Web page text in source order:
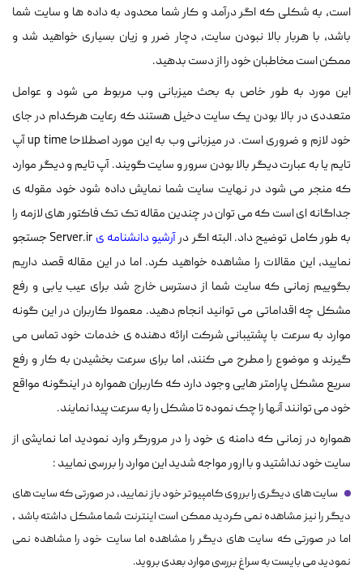
است، به شکلی که اگر درآمد و کار شما محدود به داده ها و سایت شما
باشد، با هربار بالا نبودن سایت، دچار ضرر و زیان بسیاری خواهید شد و
ممکن است مخاطبان خود را از دست بدهید.
این مورد به طور خاص به بحث میزبانی وب مربوط می شود و عوامل
متعددی در بالا بودن یک سایت دخیل هستند که رعایت هرکدام در جای
خود لازم و ضروری است. در میزبانی وب به این مورد اصطلاحا up time آپ
تایم یا به عبارت دیگر بالا بودن سرور و سایت گویند. آپ تایم و دیگر موارد
که منجر می شود در نهایت سایت شما نمایش داده شود خود مقوله ی
جداگانه ای است که می توان در چندین مقاله تک تک فاکتور های لازمه را
به طور کامل توضیح داد. البته اگر درآرشیو دانشنامه ی
Server.ir جستجو
نمایید، این مقالات را مشاهده خواهید کرد. اما در این مقاله قصد داریم
بگوییم زمانی که سایت شما از دسترس خارج شد برای عیب یابی و رفع
مشکل چه اقداماتی می توانید انجام دهید. معمولا کاربران در این گونه
موارد به سرعت با پشتیبانی شرکت ارائه دهنده ی خدمات خود تماس می
گیرند و موضوع را مطرح می کنند، اما برای سرعت بخشیدن به کار و رفع
سریع مشکل پارامتر هایی وجود دارد که کاربران همواره در اینگونه مواقع
خود می توانند آنها را چک نموده تا مشکل را به سرعت پیدا نمایند.
همواره در زمانی که دامنه ی خود را در مرورگر وارد نمودید اما نمایشی از
سایت خود نداشتید و با ارور مواجه شدید این موارد را بررسی نمایید :
سایت های دیگری را برروی کامپیوتر خود باز نمایید، در صورتی که سایت های
دیگر را نیز مشاهده نمی کردید ممکن است اینترنت شما مشکل داشته باشد ،
اما در صورتی که سایت های دیگر را مشاهده اما سایت خود را مشاهده نمی
نمودید می بایست به سراغ بررسی موارد بعدی بروید.